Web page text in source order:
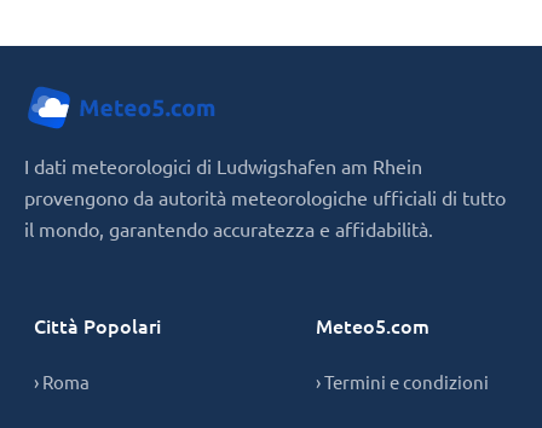
I dati meteorologici di Ludwigshafen am Rhein
provengono da autorità meteorologiche ufficiali di tutto
il mondo, garantendo accuratezza e affidabilità.
Città Popolari
› Roma
Meteo5.com
› Termini e condizioni